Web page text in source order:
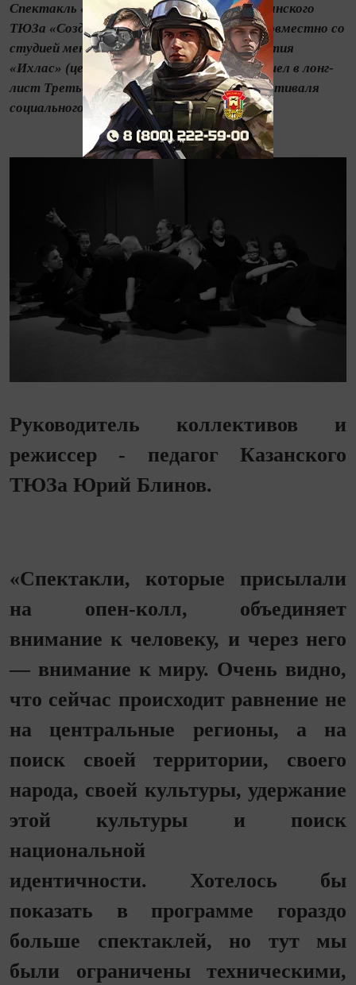
Спектакль «Нежность» коллективов Казанского
ТЮЗа «Создавая театр» и «Театралка» совместно со
студией ментального и творческого развития
«Ихлас» (центр «Пирамидка», Казань) вошел в лонг-
лист Третьего всероссийского Форума-фестиваля
социального театра «Особый взгляд».
Руководитель коллективов и
режиссер - педагог Казанского
ТЮЗа Юрий Блинов.
«Спектакли, которые присылали
на опен-колл, объединяет
внимание к человеку, и через него
— внимание к миру. Очень видно,
что сейчас происходит равнение не
на центральные регионы, а на
поиск своей территории, своего
народа, своей культуры, удержание
этой культуры и поиск
национальной
идентичности. Хотелось бы
показать в программе гораздо
больше спектаклей, но тут мы
были ограничены техническими,